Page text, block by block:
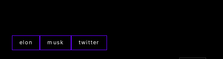
elon musk twitter